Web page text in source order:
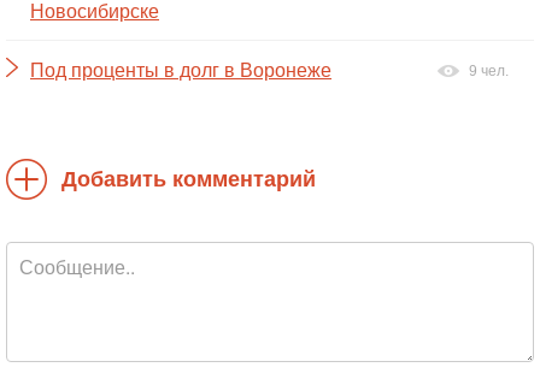
Новосибирске
Под проценты в долг в Воронеже 9 чел.
Добавить комментарий